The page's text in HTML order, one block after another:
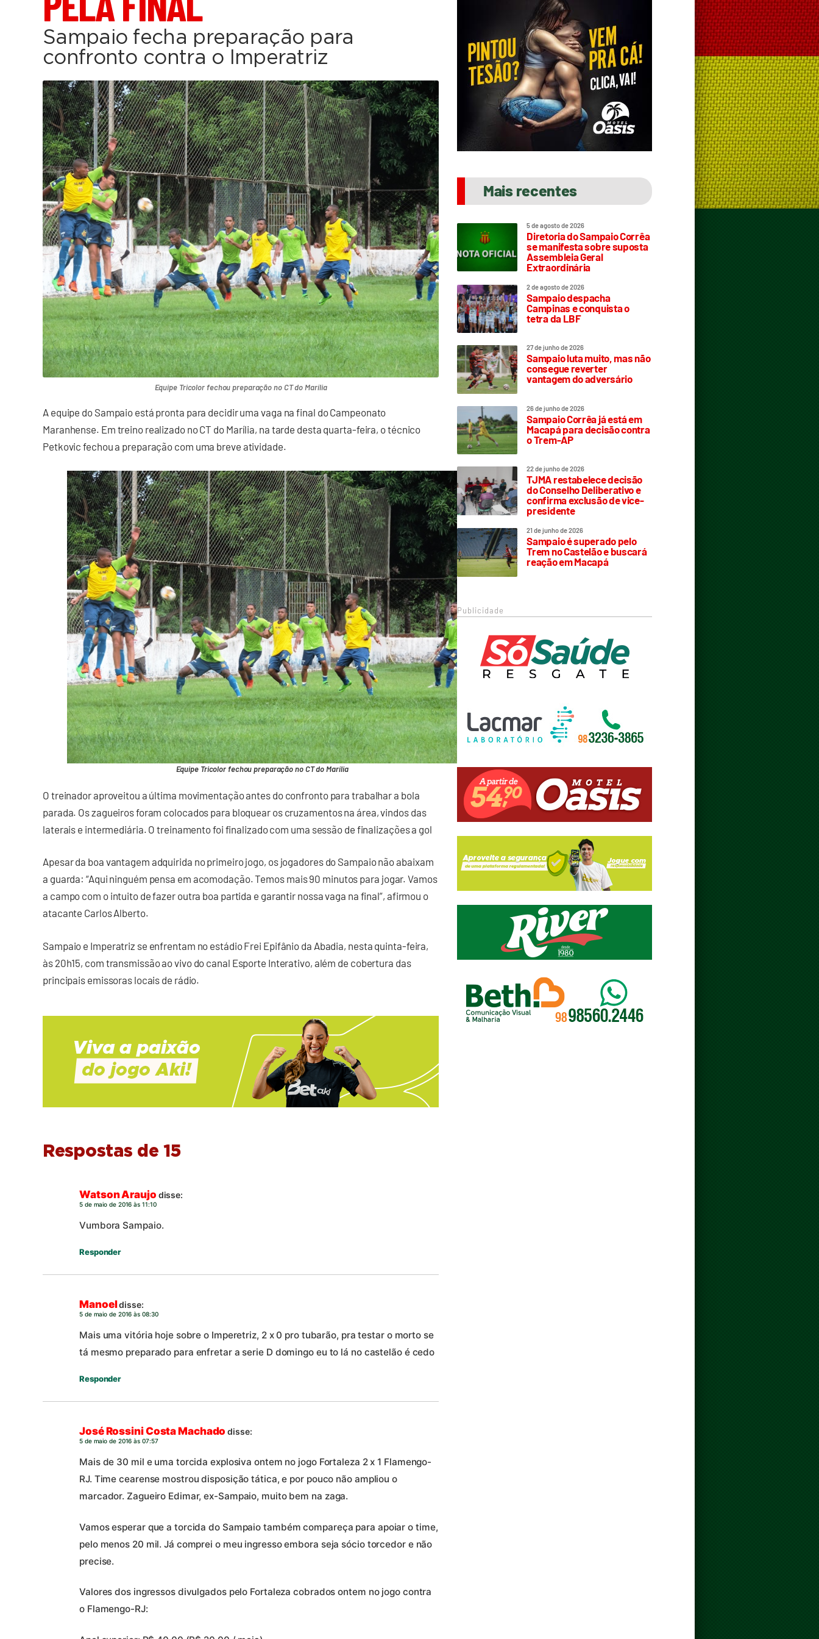
Sampaio fecha preparação para
confronto contra o Imperatriz
Equipe Tricolor fechou preparação no CT do Marília
A equipe do Sampaio está pronta para decidir uma vaga na final do Campeonato
Maranhense. Em treino realizado no CT do Marília, na tarde desta quarta-feira, o técnico
Petkovic fechou a preparação com uma breve atividade.
Equipe Tricolor fechou preparação no CT do Marília
O treinador aproveitou a última movimentação antes do confronto para trabalhar a bola
parada. Os zagueiros foram colocados para bloquear os cruzamentos na área, vindos das
laterais e intermediária. O treinamento foi finalizado com uma sessão de finalizações a gol
Apesar da boa vantagem adquirida no primeiro jogo, os jogadores do Sampaio não abaixam
a guarda: “Aqui ninguém pensa em acomodação. Temos mais 90 minutos para jogar. Vamos
a campo com o intuito de fazer outra boa partida e garantir nossa vaga na final”, afirmou o
atacante Carlos Alberto.
Sampaio e Imperatriz se enfrentam no estádio Frei Epifânio da Abadia, nesta quinta-feira,
às 20h15, com transmissão ao vivo do canal Esporte Interativo, além de cobertura das
principais emissoras locais de rádio.
Respostas de 15
Watson Araujo disse:
5 de maio de 2016 às 11:10
Vumbora Sampaio.
Responder
Manoeldisse:
5 de maio de 2016 às 08:30
Mais uma vitória hoje sobre o Imperetriz, 2 x 0 pro tubarão, pra testar o morto se
tá mesmo preparado para enfretar a serie D domingo eu to lá no castelão é cedo
Responder
José Rossini Costa Machado disse:
5 de maio de 2016 às 07:57
Mais de 30 mil e uma torcida explosiva ontem no jogo Fortaleza 2 x 1 Flamengo-
RJ. Time cearense mostrou disposição tática, e por pouco não ampliou o
marcador. Zagueiro Edimar, ex-Sampaio, muito bem na zaga.
Vamos esperar que a torcida do Sampaio também compareça para apoiar o time,
pelo menos 20 mil. Já comprei o meu ingresso embora seja sócio torcedor e não
precise.
Valores dos ingressos divulgados pelo Fortaleza cobrados ontem no jogo contra
o Flamengo-RJ:
Mais recentes
5 de agosto de 2026
Diretoria do Sampaio Corrêa
se manifesta sobre suposta
Assembleia Geral
Extraordinária
2 de agosto de 2026
Sampaio despacha
Campinas e conquista o
tetra da LBF
27 de junho de 2026
Sampaio luta muito, mas não
consegue reverter
vantagem do adversário
26 de junho de 2026
Sampaio Corrêa já está em
Macapá para decisão contra
o Trem-AP
22 de junho de 2026
TJMA restabelece decisão
do Conselho Deliberativo e
confirma exclusão de vice-
presidente
21 de junho de 2026
Sampaio é superado pelo
Trem no Castelão e buscará
reação em Macapá
Publicidade